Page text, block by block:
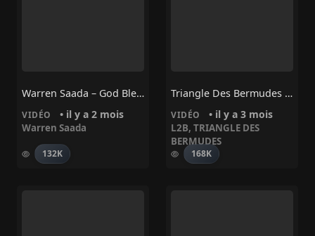
Warren Saada – God Bless
VIDÉO • il y a 2 mois
Warren Saada
132K
Triangle Des Bermudes Ft L2B – A L’Aise
VIDÉO • il y a 3 mois
L2B, TRIANGLE DES
BERMUDES
168K